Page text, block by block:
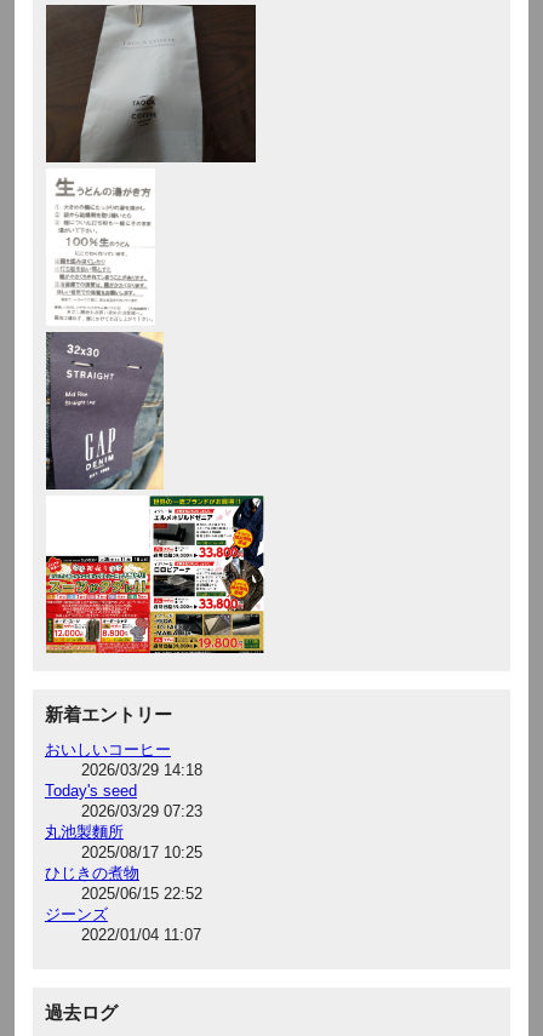
新着エントリー
おいしいコーヒー
2026/03/29 14:18
Today's seed
2026/03/29 07:23
丸池製麵所
2025/08/17 10:25
ひじきの煮物
2025/06/15 22:52
ジーンズ
2022/01/04 11:07
過去ログ